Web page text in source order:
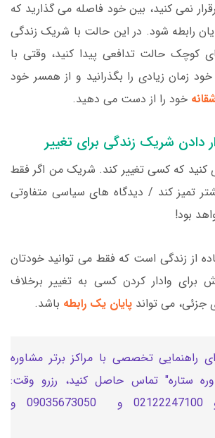
نمی کنید، بین خود فاصله می گذارید که
رابطه شود. در این حالت با شریک زندگی
کوچک حالت تدافعی پیدا کنید، وقتی با
زمان زیادی را بگذرانید و از همسر خود
خود را از دست می دهید.
کنید که کسی تغییر کند. شریک من اگر فقط
تمیز کند / دیدگاه های سیاسی متفاوتی
بود!
از زندگی است که فقط می توانید خودتان
برای وادار کردن کسی به تغییر برخلاف
می تواند پایان یک رابطه باشد.
راهنمایی تخصصی با مراکز برتر مشاوره
ستاره" تماس حاصل کنید، رزرو وقت:
02122354282 و 02122247100 و 09035673050 و